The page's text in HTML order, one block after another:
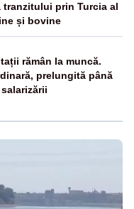
tranzitului prin Turcia al
și bovine
rămân la muncă.
prelungită până